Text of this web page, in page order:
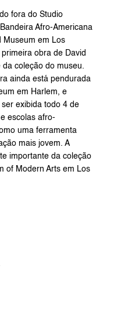
fora do Studio
Afro-Americana
Museum em Los
obra de David
coleção do museu.
ainda está pendurada
em Harlem, e
exibida todo 4 de
escolas afro-
uma ferramenta
mais jovem. A
importante da coleção
of Modern Arts em Los